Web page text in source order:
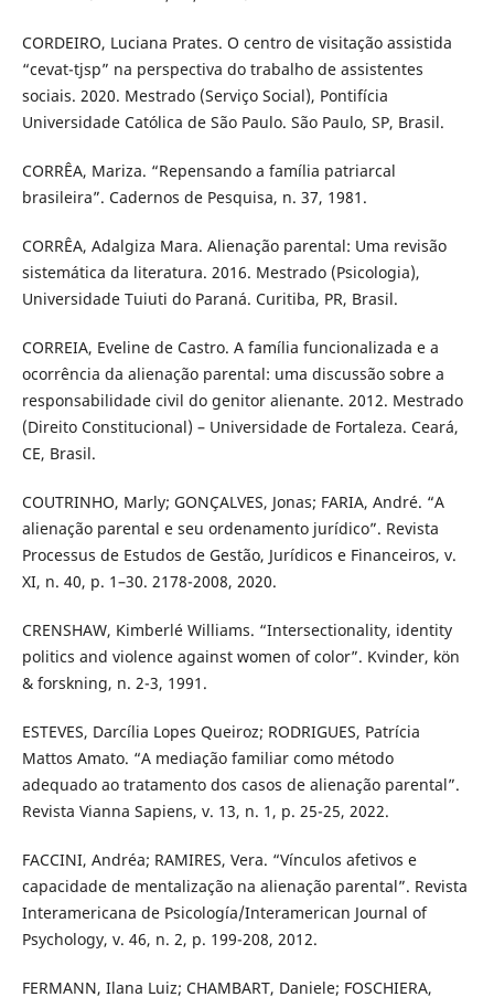
CORDEIRO, Luciana Prates. O centro de visitação assistida
“cevat-tjsp” na perspectiva do trabalho de assistentes
sociais. 2020. Mestrado (Serviço Social), Pontifícia
Universidade Católica de São Paulo. São Paulo, SP, Brasil.
CORRÊA, Mariza. “Repensando a família patriarcal
brasileira”. Cadernos de Pesquisa, n. 37, 1981.
CORRÊA, Adalgiza Mara. Alienação parental: Uma revisão
sistemática da literatura. 2016. Mestrado (Psicologia),
Universidade Tuiuti do Paraná. Curitiba, PR, Brasil.
CORREIA, Eveline de Castro. A família funcionalizada e a
ocorrência da alienação parental: uma discussão sobre a
responsabilidade civil do genitor alienante. 2012. Mestrado
(Direito Constitucional) – Universidade de Fortaleza. Ceará,
CE, Brasil.
COUTRINHO, Marly; GONÇALVES, Jonas; FARIA, André. “A
alienação parental e seu ordenamento jurídico”. Revista
Processus de Estudos de Gestão, Jurídicos e Financeiros, v.
XI, n. 40, p. 1–30. 2178-2008, 2020.
CRENSHAW, Kimberlé Williams. “Intersectionality, identity
politics and violence against women of color”. Kvinder, kön
& forskning, n. 2-3, 1991.
ESTEVES, Darcília Lopes Queiroz; RODRIGUES, Patrícia
Mattos Amato. “A mediação familiar como método
adequado ao tratamento dos casos de alienação parental”.
Revista Vianna Sapiens, v. 13, n. 1, p. 25-25, 2022.
FACCINI, Andréa; RAMIRES, Vera. “Vínculos afetivos e
capacidade de mentalização na alienação parental”. Revista
Interamericana de Psicología/Interamerican Journal of
Psychology, v. 46, n. 2, p. 199-208, 2012.
FERMANN, Ilana Luiz; CHAMBART, Daniele; FOSCHIERA,